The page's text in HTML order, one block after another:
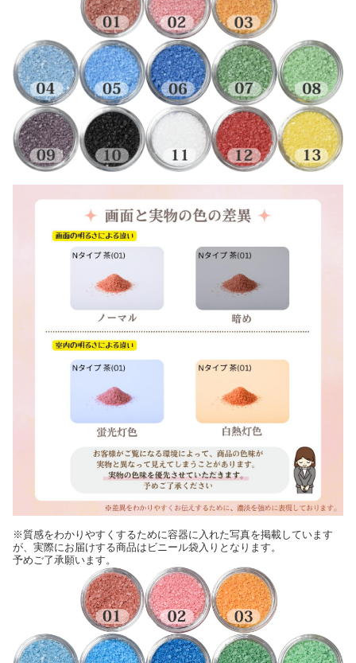
※質感をわかりやすくするために容器に入れた写真を掲載しています
が、実際にお届けする商品はビニール袋入りとなります。
予めご了承願います。